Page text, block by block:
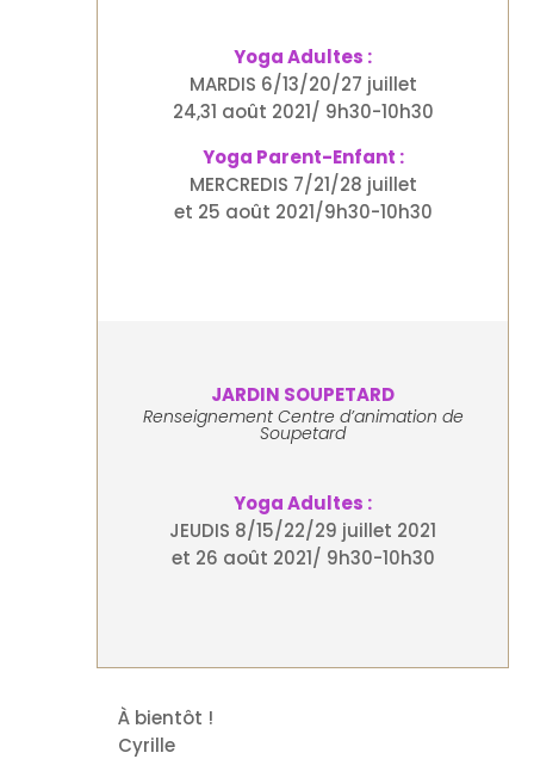
Yoga Adultes :
MARDIS 6/13/20/27 juillet
24,31 août 2021/ 9h30-10h30
Yoga Parent-Enfant :
MERCREDIS 7/21/28 juillet
et 25 août 2021/9h30-10h30
JARDIN SOUPETARD
Renseignement Centre d’animation de
Soupetard
Yoga Adultes :
JEUDIS 8/15/22/29 juillet 2021
et 26 août 2021/ 9h30-10h30
À bientôt !
Cyrille